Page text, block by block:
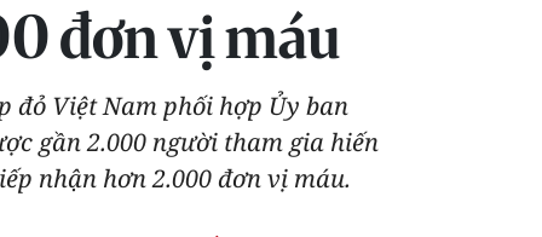
đơn vị máu
đỏ Việt Nam phối hợp Ủy ban
gần 2.000 người tham gia hiến
nhận hơn 2.000 đơn vị máu.